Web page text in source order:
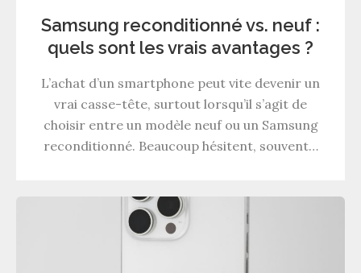
Samsung reconditionné vs. neuf :
quels sont les vrais avantages ?
L’achat d’un smartphone peut vite devenir un
vrai casse-tête, surtout lorsqu’il s’agit de
choisir entre un modèle neuf ou un Samsung
reconditionné. Beaucoup hésitent, souvent…